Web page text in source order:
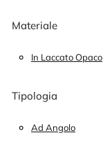
Materiale
In Laccato Opaco
Tipologia
Ad Angolo